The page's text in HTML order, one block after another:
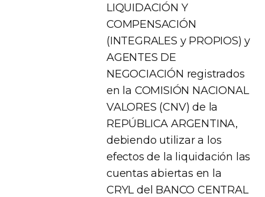
LIQUIDACIÓN Y
COMPENSACIÓN
(INTEGRALES y PROPIOS) y
AGENTES DE
NEGOCIACIÓN registrados
en la COMISIÓN NACIONAL
VALORES (CNV) de la
REPÚBLICA ARGENTINA,
debiendo utilizar a los
efectos de la liquidación las
cuentas abiertas en la
CRYL del BANCO CENTRAL